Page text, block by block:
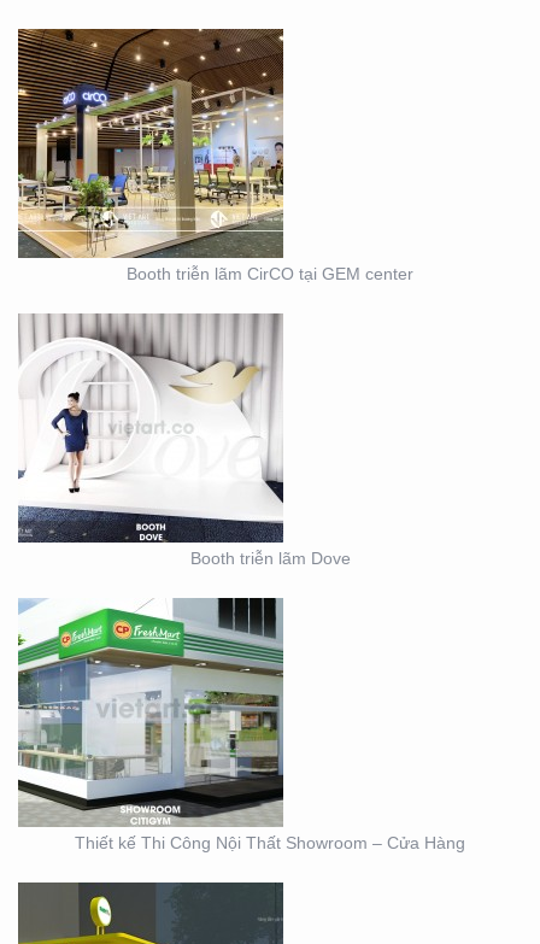
Booth triễn lãm CirCO tại GEM center
BOOTH TRIỄN LÃM
DOVE
Booth triễn lãm Dove
THIẾT KẾ THI CÔNG
NỘI THẤT SHOWROOM
– CỬA HÀNG
Thiết kế Thi Công Nội Thất Showroom – Cửa Hàng
THIẾT KẾ KIOSK TRÀ
SỮA EASY LIFE